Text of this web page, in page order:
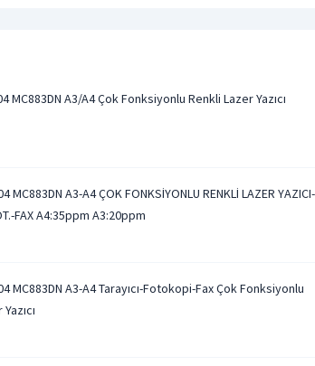
MC883DN A3/A4 Çok Fonksiyonlu Renkli Lazer Yazıcı
MC883DN A3-A4 ÇOK FONKSİYONLU RENKLİ LAZER YAZICI-
FAX A4:35ppm A3:20ppm
MC883DN A3-A4 Tarayıcı-Fotokopi-Fax Çok Fonksiyonlu